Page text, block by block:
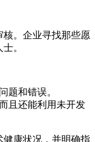
。企业寻找那些愿
。
题和错误。
且还能利用未开发
健康状况，并明确指